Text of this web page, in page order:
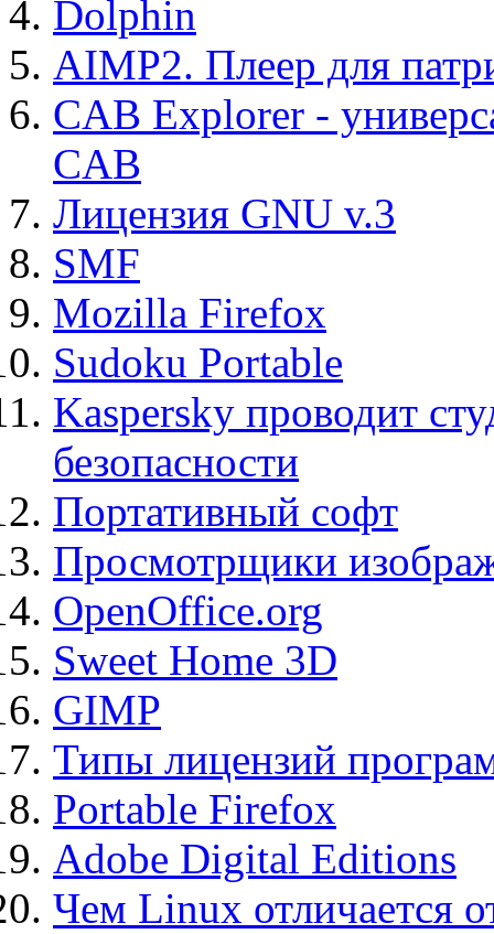
Dolphin
AIMP2. Плеер для
CAB Explorer -
CAB
Лицензия GNU v.3
SMF
Mozilla Firefox
Sudoku Portable
Kaspersky проводит
безопасности
Портативный софт
Просмотрщики
OpenOffice.org
Sweet Home 3D
GIMP
Типы лицензий
Portable Firefox
Adobe Digital Editions
Чем Linux отличается